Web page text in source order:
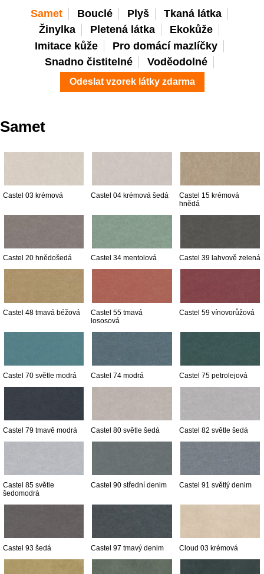
Samet Bouclé Plyš
Tkaná látka
Žinylka
Pletená látka
Ekokůže
Imitace kůže
Pro domácí mazlíčky
Snadno čistitelné
Voděodolné
Odeslat vzorek látky zdarma
Samet
Castel 03 krémová Castel 04 krémová šedá
Castel 15 krémová
hnědá
Castel 20 hnědošedá Castel 34 mentolová Castel 39 lahvově zelená
Castel 48 tmavá béžová
Castel 55 tmavá
lososová
Castel 59 vínovorůžová
Castel 70 světle modrá Castel 74 modrá Castel 75 petrolejová
Castel 79 tmavě modrá Castel 80 světle šedá Castel 82 světle šedá
Castel 85 světle
šedomodrá
Castel 90 střední denim Castel 91 světlý denim
Castel 93 šedá Castel 97 tmavý denim Cloud 03 krémová